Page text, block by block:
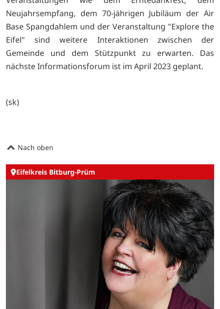
Neujahrsempfang, dem 70-jährigen Jubiläum der Air
Base Spangdahlem und der Veranstaltung "Explore the
Eifel" sind weitere Interaktionen zwischen der
Gemeinde und dem Stützpunkt zu erwarten. Das
nächste Informationsforum ist im April 2023 geplant.
(sk)
Nach oben
Eifelkreis Bitburg-Prüm